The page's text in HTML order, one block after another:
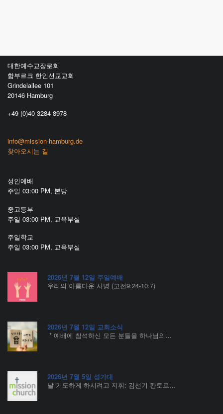
대한예수교장로회
함부르크 한인선교교회
Grindelallee 101
20146 Hamburg
+49 (0)40 3284 8978
info@mission-hamburg.de
찾아오시는 길
성인예배
주일 03:00 PM, 본당
중고등부
주일 03:00 PM, 교육부실
주일학교
주일 03:00 PM, 교육부실
2026년 7월 12일 주일예배
우리의 아름다운 사명 (고전9:24-10:7)
2026년 7월 12일 교회소식
* 예배에 참석하신 모든 분들을 하나님의…
2026년 7월 5일 성가대
날 기도하게 하시려고 지휘: 김선기 칸토르…